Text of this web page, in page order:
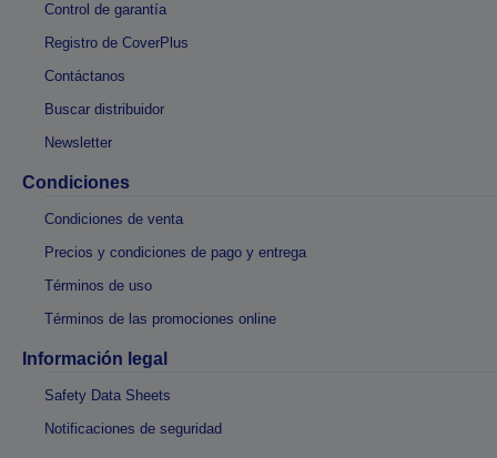
Control de garantía
Registro de CoverPlus
Contáctanos
Buscar distribuidor
Newsletter
Condiciones
Condiciones de venta
Precios y condiciones de pago y entrega
Términos de uso
Términos de las promociones online
Información legal
Safety Data Sheets
Notificaciones de seguridad